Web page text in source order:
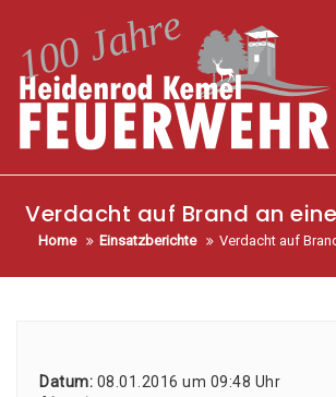
Verdacht auf Brand an
Home Einsatzberichte Verdacht auf
Datum: 08.01.2016 um 09:48 Uhr